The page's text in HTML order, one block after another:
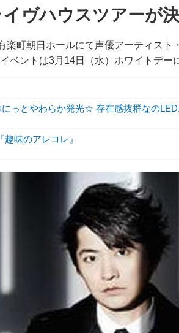
ヴハウスツアーが決
楽町朝日ホールにて声優アーティスト
ベントは3月14日（水）ホワイトデ
にっとやわらか発光☆ 存在感抜群なの
趣味のアレコレ』